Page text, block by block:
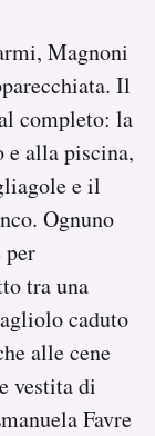
Magnoni
Il
completo: la
e alla piscina,
e il
Ognuno
per
tra una
caduto
alle cene
vestita di
Favre